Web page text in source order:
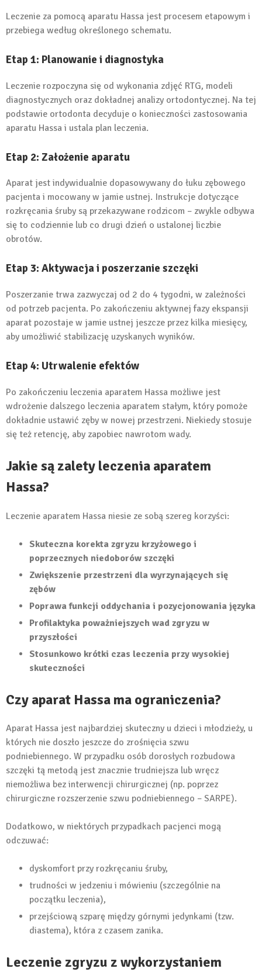
Leczenie za pomocą aparatu Hassa jest procesem etapowym i
przebiega według określonego schematu.
Etap 1: Planowanie i diagnostyka
Leczenie rozpoczyna się od wykonania zdjęć RTG, modeli
diagnostycznych oraz dokładnej analizy ortodontycznej. Na tej
podstawie ortodonta decyduje o konieczności zastosowania
aparatu Hassa i ustala plan leczenia.
Etap 2: Założenie aparatu
Aparat jest indywidualnie dopasowywany do łuku zębowego
pacjenta i mocowany w jamie ustnej. Instrukcje dotyczące
rozkręcania śruby są przekazywane rodzicom – zwykle odbywa
się to codziennie lub co drugi dzień o ustalonej liczbie
obrotów.
Etap 3: Aktywacja i poszerzanie szczęki
Poszerzanie trwa zazwyczaj od 2 do 4 tygodni, w zależności
od potrzeb pacjenta. Po zakończeniu aktywnej fazy ekspansji
aparat pozostaje w jamie ustnej jeszcze przez kilka miesięcy,
aby umożliwić stabilizację uzyskanych wyników.
Etap 4: Utrwalenie efektów
Po zakończeniu leczenia aparatem Hassa możliwe jest
wdrożenie dalszego leczenia aparatem stałym, który pomoże
dokładnie ustawić zęby w nowej przestrzeni. Niekiedy stosuje
się też retencję, aby zapobiec nawrotom wady.
Jakie są zalety leczenia aparatem
Hassa?
Leczenie aparatem Hassa niesie ze sobą szereg korzyści:
Skuteczna korekta zgryzu krzyżowego i
poprzecznych niedoborów szczęki
Zwiększenie przestrzeni dla wyrzynających się
zębów
Poprawa funkcji oddychania i pozycjonowania języka
Profilaktyka poważniejszych wad zgryzu w
przyszłości
Stosunkowo krótki czas leczenia przy wysokiej
skuteczności
Czy aparat Hassa ma ograniczenia?
Aparat Hassa jest najbardziej skuteczny u dzieci i młodzieży, u
których nie doszło jeszcze do zrośnięcia szwu
podniebiennego. W przypadku osób dorosłych rozbudowa
szczęki tą metodą jest znacznie trudniejsza lub wręcz
niemożliwa bez interwencji chirurgicznej (np. poprzez
chirurgiczne rozszerzenie szwu podniebiennego – SARPE).
Dodatkowo, w niektórych przypadkach pacjenci mogą
odczuwać:
dyskomfort przy rozkręcaniu śruby,
trudności w jedzeniu i mówieniu (szczególnie na
początku leczenia),
przejściową szparę między górnymi jedynkami (tzw.
diastema), która z czasem zanika.
Leczenie zgryzu z wykorzystaniem